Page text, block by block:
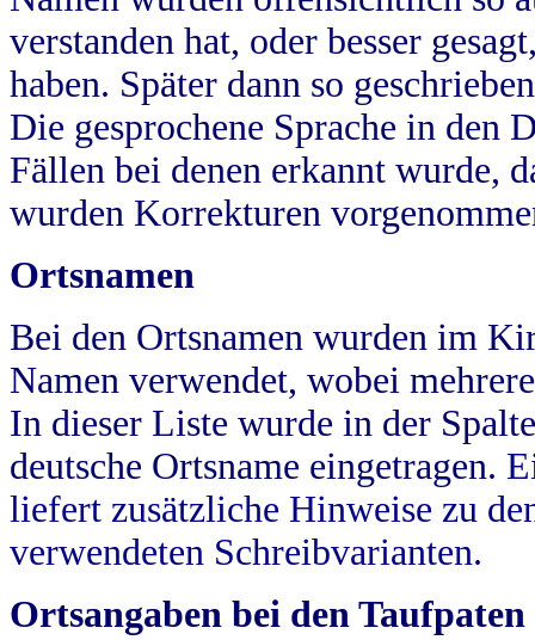
verstanden hat, oder besser
haben. Später dann so
Die gesprochene Sprache in
Fällen bei denen erkannt wurde,
wurden Korrekturen
Ortsnamen
Bei den Ortsnamen wurden im
Namen verwendet, wobei
In dieser Liste wurde in der
deutsche Ortsname eingetragen.
liefert zusätzliche Hinweise zu
verwendeten Schreibvarianten.
Ortsangaben bei den Taufpaten